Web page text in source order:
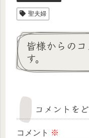
聖夫婦
皆様からの
す。
コメントを
コメント ※